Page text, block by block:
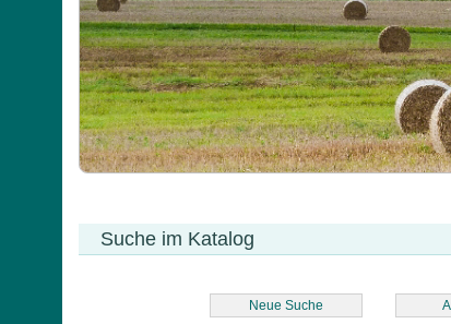
Suche im Katalog
Neue Suche